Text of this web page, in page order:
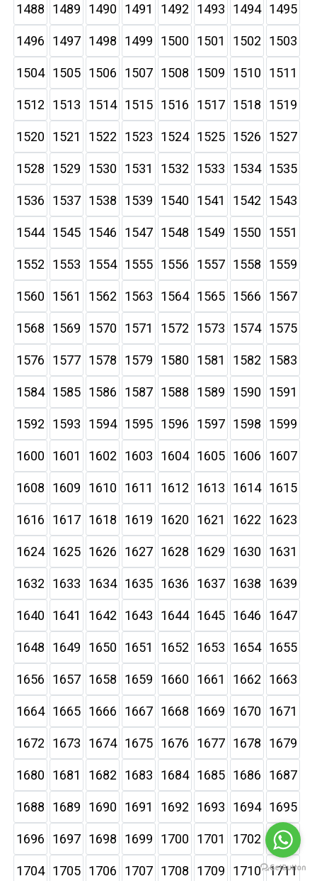
1488 1489 1490 1491 1492 1493 1494 1495
1496 1497 1498 1499 1500 1501 1502 1503
1504 1505 1506 1507 1508 1509 1510 1511
1512 1513 1514 1515 1516 1517 1518 1519
1520 1521 1522 1523 1524 1525 1526 1527
1528 1529 1530 1531 1532 1533 1534 1535
1536 1537 1538 1539 1540 1541 1542 1543
1544 1545 1546 1547 1548 1549 1550 1551
1552 1553 1554 1555 1556 1557 1558 1559
1560 1561 1562 1563 1564 1565 1566 1567
1568 1569 1570 1571 1572 1573 1574 1575
1576 1577 1578 1579 1580 1581 1582 1583
1584 1585 1586 1587 1588 1589 1590 1591
1592 1593 1594 1595 1596 1597 1598 1599
1600 1601 1602 1603 1604 1605 1606 1607
1608 1609 1610 1611 1612 1613 1614 1615
1616 1617 1618 1619 1620 1621 1622 1623
1624 1625 1626 1627 1628 1629 1630 1631
1632 1633 1634 1635 1636 1637 1638 1639
1640 1641 1642 1643 1644 1645 1646 1647
1648 1649 1650 1651 1652 1653 1654 1655
1656 1657 1658 1659 1660 1661 1662 1663
1664 1665 1666 1667 1668 1669 1670 1671
1672 1673 1674 1675 1676 1677 1678 1679
1680 1681 1682 1683 1684 1685 1686 1687
1688 1689 1690 1691 1692 1693 1694 1695
1696 1697 1698 1699 1700 1701 1702 1703
1704 1705 1706 1707 1708 1709 1710 1711